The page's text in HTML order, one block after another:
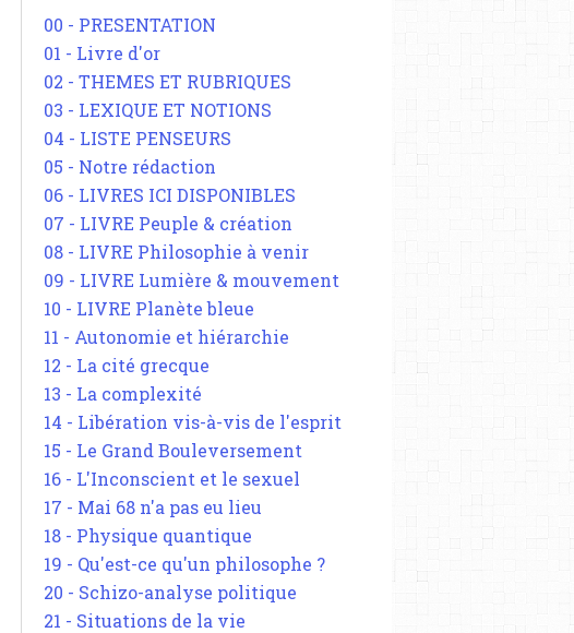
00 - PRESENTATION
01 - Livre d'or
02 - THEMES ET RUBRIQUES
03 - LEXIQUE ET NOTIONS
04 - LISTE PENSEURS
05 - Notre rédaction
06 - LIVRES ICI DISPONIBLES
07 - LIVRE Peuple & création
08 - LIVRE Philosophie à venir
09 - LIVRE Lumière & mouvement
10 - LIVRE Planète bleue
11 - Autonomie et hiérarchie
12 - La cité grecque
13 - La complexité
14 - Libération vis-à-vis de l'esprit
15 - Le Grand Bouleversement
16 - L'Inconscient et le sexuel
17 - Mai 68 n'a pas eu lieu
18 - Physique quantique
19 - Qu'est-ce qu'un philosophe ?
20 - Schizo-analyse politique
21 - Situations de la vie